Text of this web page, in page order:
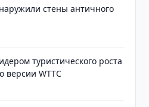
стены античного
туристического роста
версии WTTC